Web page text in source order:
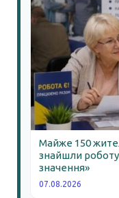
Майже 150
знайшли
значення»
07.08.2026